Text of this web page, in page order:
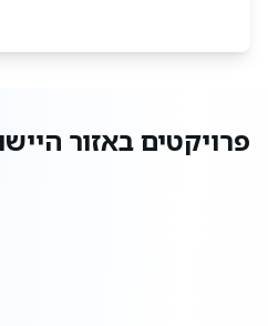
פרויקטים באזור